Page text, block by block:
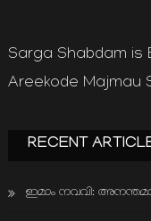
Sarga Shabdam is
Areekode Majmau
RECENT
ഇമാം നവവി: